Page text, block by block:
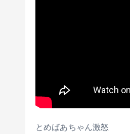
とめばあちゃん激怒